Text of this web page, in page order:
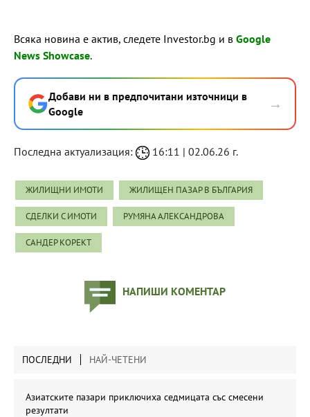
Всяка новина е актив, следете Investor.bg и в Google
News Showcase.
Добави ни в предпочитани източници в
Google
→
Последна актуализация: 16:11 | 02.06.26 г.
ЖИЛИЩНИ ИМОТИ ЖИЛИЩЕН ПАЗАР В БЪЛГАРИЯ
СДЕЛКИ С ИМОТИ РУМЯНА АЛЕКСАНДРОВА
САНДЕР КОРЕКТ
НАПИШИ КОМЕНТАР
ПОСЛЕДНИ НАЙ-ЧЕТЕНИ
Азиатските пазари приключиха седмицата със смесени
резултати